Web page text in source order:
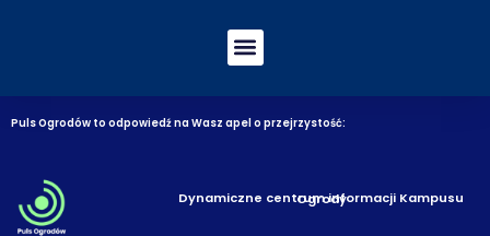
Puls Ogrodów to odpowiedź na Wasz apel o przejrzystość:
Dynamiczne centrum informacji Kampusu Ogrody